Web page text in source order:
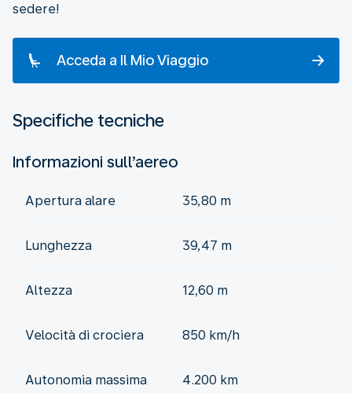
sedere!
Acceda a Il Mio Viaggio
Specifiche tecniche
Informazioni sull’aereo
Apertura alare 35,80 m
Lunghezza 39,47 m
Altezza 12,60 m
Velocità di crociera 850 km/h
Autonomia massima 4.200 km